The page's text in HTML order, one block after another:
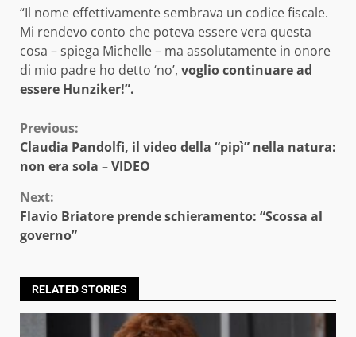
“Il nome effettivamente sembrava un codice fiscale.
Mi rendevo conto che poteva essere vera questa
cosa – spiega Michelle – ma assolutamente in onore
di mio padre ho detto ‘no’, voglio continuare ad
essere Hunziker!”.
Continue
Reading
Previous:
Claudia Pandolfi, il video della “pipì” nella natura:
non era sola – VIDEO
Next:
Flavio Briatore prende schieramento: “Scossa al
governo”
RELATED STORIES